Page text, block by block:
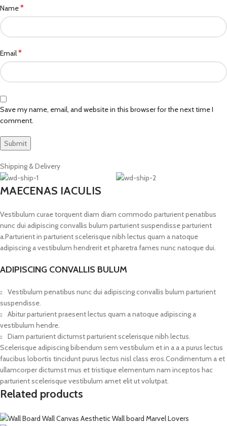
Name*
Email*
Save my name, email, and website in this browser for the next time I
comment.
Shipping & Delivery
MAECENAS IACULIS
Vestibulum curae torquent diam diam commodo parturient penatibus
nunc dui adipiscing convallis bulum parturient suspendisse parturient
a.Parturient in parturient scelerisque nibh lectus quam a natoque
adipiscing a vestibulum hendrerit et pharetra fames nunc natoque dui.
ADIPISCING CONVALLIS BULUM
Vestibulum penatibus nunc dui adipiscing convallis bulum parturient
suspendisse.
Abitur parturient praesent lectus quam a natoque adipiscing a
vestibulum hendre.
Diam parturient dictumst parturient scelerisque nibh lectus.
Scelerisque adipiscing bibendum sem vestibulum et in a a a purus lectus
faucibus lobortis tincidunt purus lectus nisl class eros.Condimentum a et
ullamcorper dictumst mus et tristique elementum nam inceptos hac
parturient scelerisque vestibulum amet elit ut volutpat.
Related products